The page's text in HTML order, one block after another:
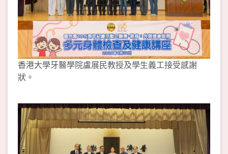
香港大學牙醫學院盧展民教授及學生義工接受感謝
狀。